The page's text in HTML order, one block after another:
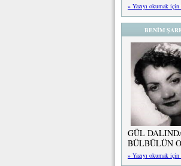
» Yazıyı okumak için
BENİM
GÜL
BÜLBÜLÜN
» Yazıyı okumak için